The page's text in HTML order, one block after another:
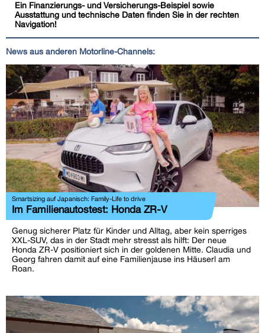
Ein Finanzierungs- und Versicherungs-Beispiel sowie
Ausstattung und technische Daten finden Sie in der rechten
Navigation!
News aus anderen Motorline-Channels:
Smartsizing auf Japanisch: Family-Life to drive
Im Familienautostest: Honda ZR-V
Genug sicherer Platz für Kinder und Alltag, aber kein sperriges
XXL-SUV, das in der Stadt mehr stresst als hilft: Der neue
Honda ZR-V positioniert sich in der goldenen Mitte. Claudia und
Georg fahren damit auf eine Familienjause ins Häuserl am
Roan.